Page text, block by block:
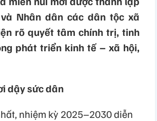
Nhân dân các dân tộc xã
rõ quyết tâm chính trị, tinh
phát triển kinh tế – xã hội,
dậy sức dân
nhiệm kỳ 2025–2030 diễn